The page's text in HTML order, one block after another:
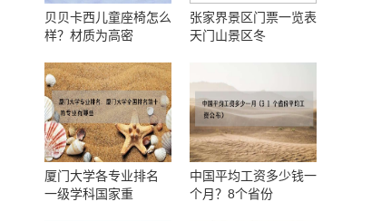
贝贝卡西儿童座椅怎么
样？材质为高密
张家界景区门票一览表
天门山景区冬
厦门大学各专业排名
一级学科国家重
中国平均工资多少钱一
个月？8个省份